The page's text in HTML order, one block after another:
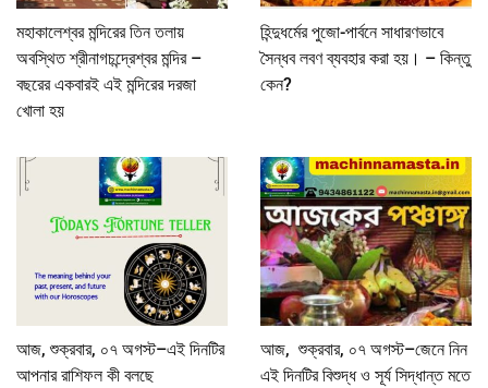
মহাকালেশ্বর মন্দিরের তিন তলায়
অবস্থিত শ্রীনাগচন্দ্রেশ্বর মন্দির –
বছরের একবারই এই মন্দিরের দরজা
খোলা হয়
হিন্দুধর্মের পুজো-পার্বনে সাধারণভাবে
সৈন্ধব লবণ ব্যবহার করা হয়। – কিন্তু
কেন?
আজ, শুক্রবার, ০৭ অগস্ট–এই দিনটির
আপনার রাশিফল কী বলছে
আজ, শুক্রবার, ০৭ অগস্ট–জেনে নিন
এই দিনটির বিশুদ্ধ ও সূর্য সিদ্ধান্ত মতে